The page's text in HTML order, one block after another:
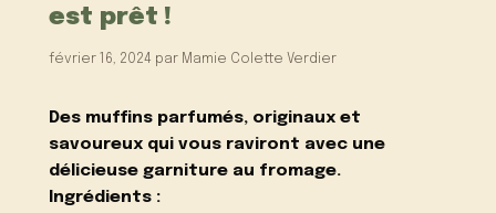
est prêt !
février 16, 2024 par Mamie Colette Verdier
Des muffins parfumés, originaux et
savoureux qui vous raviront avec une
délicieuse garniture au fromage.
Ingrédients :